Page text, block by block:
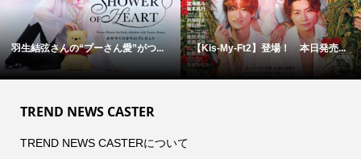
羽生結弦さんの“プーさん愛”がつ... 【Kis-My-Ft2】登場！ 本日発売...
TREND NEWS CASTER
TREND NEWS CASTERについて